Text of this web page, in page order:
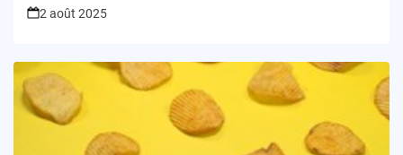
2 août 2025